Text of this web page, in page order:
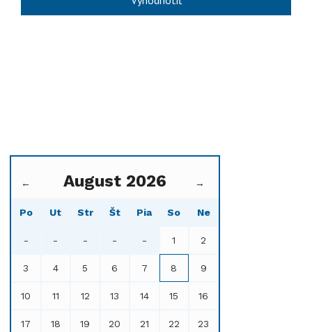
← August 2026 →
Po Ut Str Št Pia So Ne
- - - - - 1 2
3 4 5 6 7 8 9
10 11 12 13 14 15 16
17 18 19 20 21 22 23